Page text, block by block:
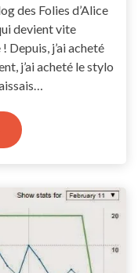
des Folies d’Alice
devient vite
Depuis, j’ai acheté
j’ai acheté le stylo